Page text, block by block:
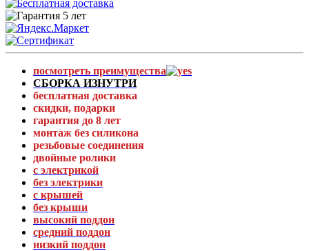
посмотреть преимущества
СБОРКА ИЗНУТРИ
бесплатная доставка
скидки, подарки
гарантия до 8 лет
монтаж без силикона
резьбовые соединения
двойные ролики
с электрикой
без электрики
с крышей
без крыши
высокий поддон
средний поддон
низкий поддон